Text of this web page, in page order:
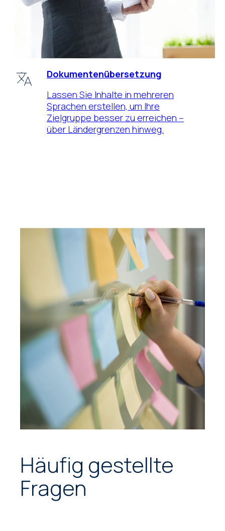
Dokumentenübersetzung
Lassen Sie Inhalte in mehreren
Sprachen erstellen, um Ihre
Zielgruppe besser zu erreichen –
über Ländergrenzen hinweg.
Häufig gestellte
Fragen